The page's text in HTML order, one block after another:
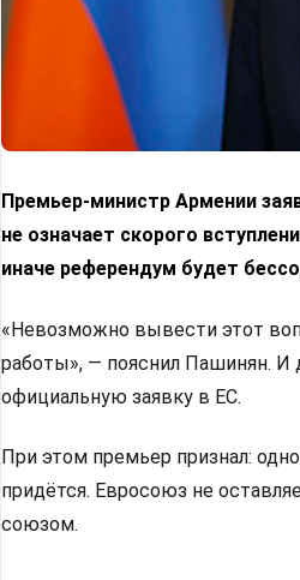
Премьер-министр Армении
не означает скорого
иначе референдум будет
«Невозможно вывести этот
работы», — пояснил Пашинян. И
официальную заявку в ЕС.
При этом премьер признал:
придётся. Евросоюз не
союзом.